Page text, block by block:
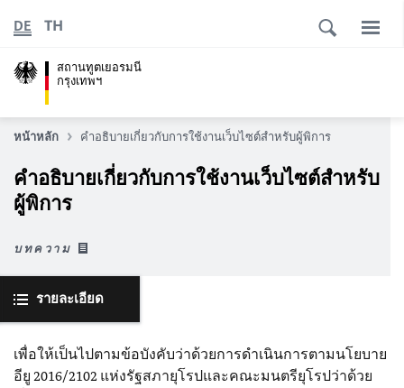
สถานทูตเยอรมนี
กรุงเทพฯ
DE TH
หน้าหลัก คำอธิบายเกี่ยวกับการใช้งานเว็บไซต์สำหรับผู้พิการ
คำอธิบายเกี่ยวกับการใช้งานเว็บไซต์สำหรับ
ผู้พิการ
บทความ
รายละเอียด
เพื่อให้เป็นไปตามข้อบังคับว่าด้วยการดำเนินการตามนโยบาย
อียู 2016/2102 แห่งรัฐสภายุโรปและคณะมนตรียุโรปว่าด้วย